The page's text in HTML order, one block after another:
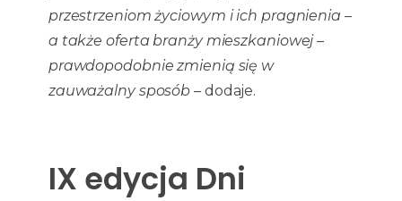
przestrzeniom życiowym i ich pragnienia –
a także oferta branży mieszkaniowej –
prawdopodobnie zmienią się w
zauważalny sposób– dodaje.
IX edycja Dni